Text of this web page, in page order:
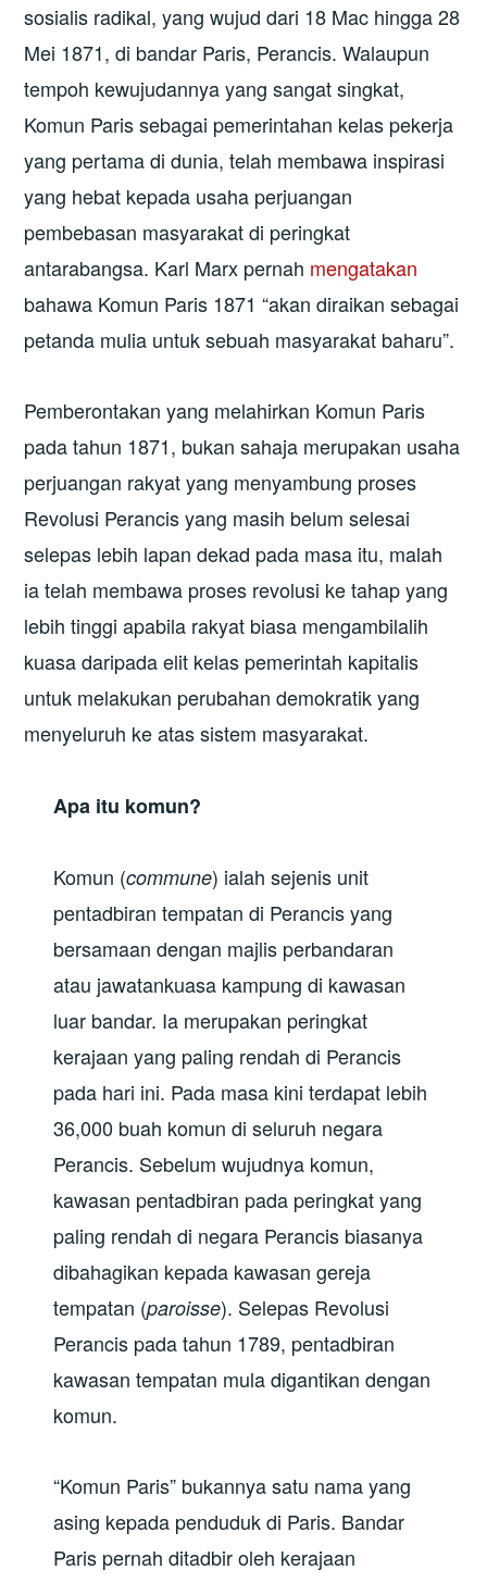
sosialis radikal, yang wujud dari 18 Mac hingga 28
Mei 1871, di bandar Paris, Perancis. Walaupun
tempoh kewujudannya yang sangat singkat,
Komun Paris sebagai pemerintahan kelas pekerja
yang pertama di dunia, telah membawa inspirasi
yang hebat kepada usaha perjuangan
pembebasan masyarakat di peringkat
antarabangsa. Karl Marx pernah mengatakan
bahawa Komun Paris 1871 “akan diraikan sebagai
petanda mulia untuk sebuah masyarakat baharu”.
Pemberontakan yang melahirkan Komun Paris
pada tahun 1871, bukan sahaja merupakan usaha
perjuangan rakyat yang menyambung proses
Revolusi Perancis yang masih belum selesai
selepas lebih lapan dekad pada masa itu, malah
ia telah membawa proses revolusi ke tahap yang
lebih tinggi apabila rakyat biasa mengambilalih
kuasa daripada elit kelas pemerintah kapitalis
untuk melakukan perubahan demokratik yang
menyeluruh ke atas sistem masyarakat.
Apa itu komun?
Komun (commune) ialah sejenis unit
pentadbiran tempatan di Perancis yang
bersamaan dengan majlis perbandaran
atau jawatankuasa kampung di kawasan
luar bandar. Ia merupakan peringkat
kerajaan yang paling rendah di Perancis
pada hari ini. Pada masa kini terdapat lebih
36,000 buah komun di seluruh negara
Perancis. Sebelum wujudnya komun,
kawasan pentadbiran pada peringkat yang
paling rendah di negara Perancis biasanya
dibahagikan kepada kawasan gereja
tempatan (paroisse). Selepas Revolusi
Perancis pada tahun 1789, pentadbiran
kawasan tempatan mula digantikan dengan
komun.
“Komun Paris” bukannya satu nama yang
asing kepada penduduk di Paris. Bandar
Paris pernah ditadbir oleh kerajaan